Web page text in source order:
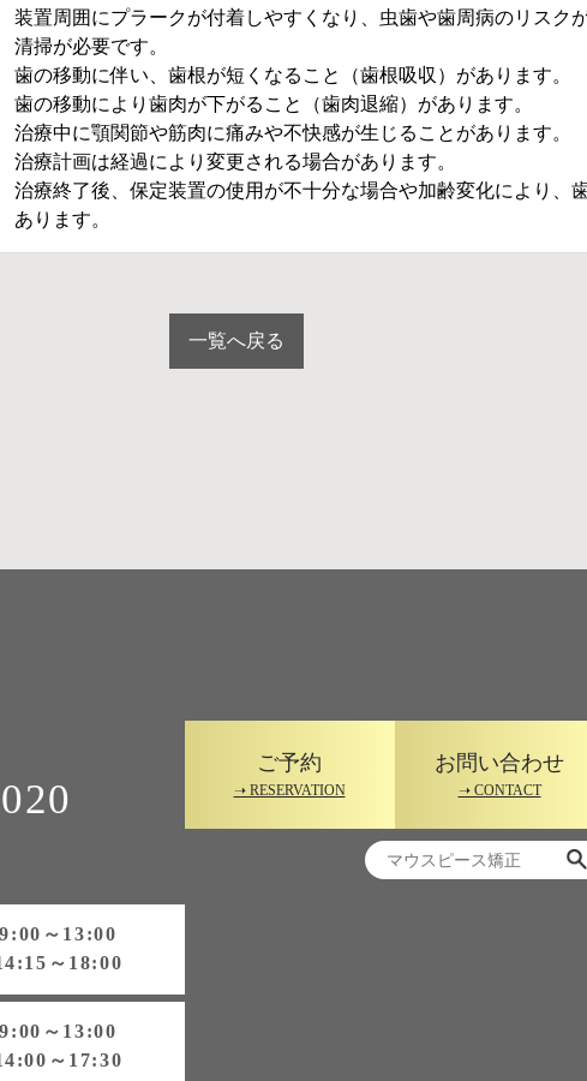
装置周囲にプラークが付着しやすくなり、虫歯や歯周病のリスク
清掃が必要です。
歯の移動に伴い、歯根が短くなること（歯根吸収）があります。
歯の移動により歯肉が下がること（歯肉退縮）があります。
治療中に顎関節や筋肉に痛みや不快感が生じることがあります。
治療計画は経過により変更される場合があります。
治療終了後、保定装置の使用が不十分な場合や加齢変化により、
あります。
一覧へ戻る
9:00～13:00
～18:00
9:00～13:00
～17:30
ご予約
➝ RESERVATION
お問い合わせ
➝ CONTACT